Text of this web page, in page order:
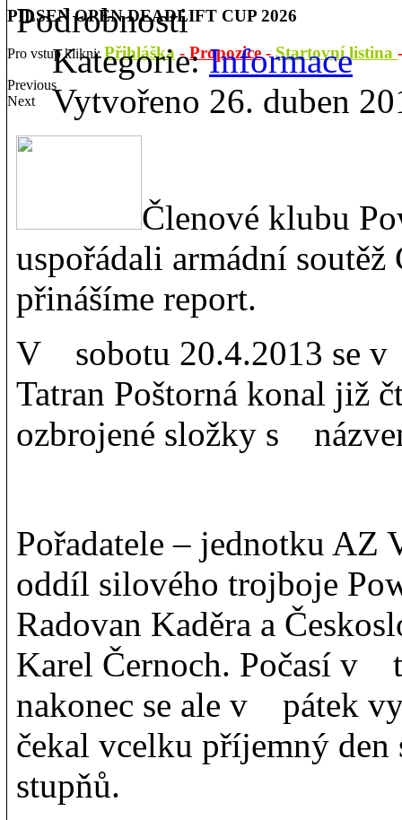
PILSEN OPEN DEADLIFT CUP 2026
Pro vstup klikni:Přihláška -Propozice-Startovní listina
Previous
Next
Podrobnosti
Kategorie:Informace
Vytvořeno 26. duben
Členové klubu
uspořádali armádní
přinášíme report.
V sobotu 20.4.2013 se
Tatran Poštorná konal již
ozbrojené složky s
Pořadatele – jednotku AZ
oddíl silového trojboje
Radovan Kaděra a
Karel Černoch. Počasí v
nakonec se ale v pátek
čekal vcelku příjemný
stupňů.